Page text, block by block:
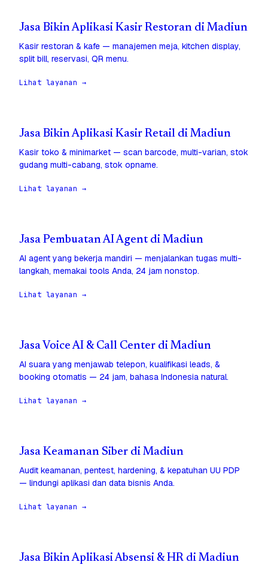
Jasa Bikin Aplikasi Kasir Restoran di Madiun
Kasir restoran & kafe — manajemen meja, kitchen display,
split bill, reservasi, QR menu.
Lihat layanan →
Jasa Bikin Aplikasi Kasir Retail di Madiun
Kasir toko & minimarket — scan barcode, multi-varian, stok
gudang multi-cabang, stok opname.
Lihat layanan →
Jasa Pembuatan AI Agent di Madiun
AI agent yang bekerja mandiri — menjalankan tugas multi-
langkah, memakai tools Anda, 24 jam nonstop.
Lihat layanan →
Jasa Voice AI & Call Center di Madiun
AI suara yang menjawab telepon, kualifikasi leads, &
booking otomatis — 24 jam, bahasa Indonesia natural.
Lihat layanan →
Jasa Keamanan Siber di Madiun
Audit keamanan, pentest, hardening, & kepatuhan UU PDP
— lindungi aplikasi dan data bisnis Anda.
Lihat layanan →
Jasa Bikin Aplikasi Absensi & HR di Madiun